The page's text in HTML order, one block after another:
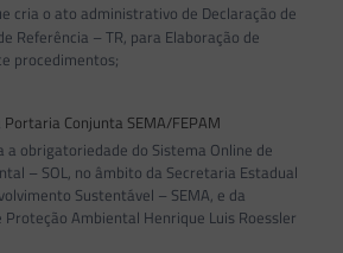
cria o ato administrativo de Declaração de
Referência – TR, para Elaboração de
procedimentos;
Portaria Conjunta SEMA/FEPAM
obrigatoriedade do Sistema Online de
– SOL, no âmbito da Secretaria Estadual
Sustentável – SEMA, e da
Proteção Ambiental Henrique Luis Roessler